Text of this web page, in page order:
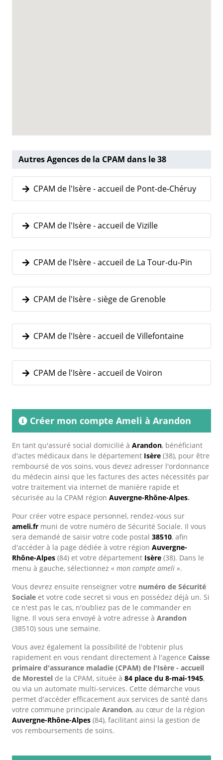
Autres Agences de la CPAM dans le 38
CPAM de l'Isère - accueil de Pont-de-Chéruy
CPAM de l'Isère - accueil de Vizille
CPAM de l'Isère - accueil de La Tour-du-Pin
CPAM de l'Isère - siège de Grenoble
CPAM de l'Isère - accueil de Villefontaine
CPAM de l'Isère - accueil de Voiron
Créer mon compte Ameli à Arandon
En tant qu'assuré social domicilié à Arandon, bénéficiant
d'actes médicaux dans le département Isère (38), pour être
remboursé de vos soins, vous devez adresser l'ordonnance
du médecin ainsi que les factures des actes nécessités par
votre traitement via internet de manière rapide et
sécurisée au la CPAM région Auvergne-Rhône-Alpes.
Pour créer votre espace personnel, rendez-vous sur
ameli.fr muni de votre numéro de Sécurité Sociale. Il vous
sera demandé de saisir votre code postal 38510, afin
d'accéder à la page dédiée à votre région Auvergne-
Rhône-Alpes (84) et votre département Isère (38). Dans le
menu à gauche, sélectionnez « mon compte ameli ».
Vous devrez ensuite renseigner votre numéro de Sécurité
Sociale et votre code secret si vous en possédez déjà un. Si
ce n'est pas le cas, n'oubliez pas de le commander en
ligne. Il vous sera envoyé à votre adresse à Arandon
(38510) sous une semaine.
Vous avez également la possibilité de l'obtenir plus
rapidement en vous rendant directement à l'agence Caisse
primaire d'assurance maladie (CPAM) de l'Isère - accueil
de Morestel de la CPAM, située à 84 place du 8-mai-1945,
ou via un automate multi-services. Cette démarche vous
permet d'accéder efficacement aux services de santé dans
votre commune principale Arandon, au cœur de la région
Auvergne-Rhône-Alpes (84), facilitant ainsi la gestion de
vos remboursements de soins.